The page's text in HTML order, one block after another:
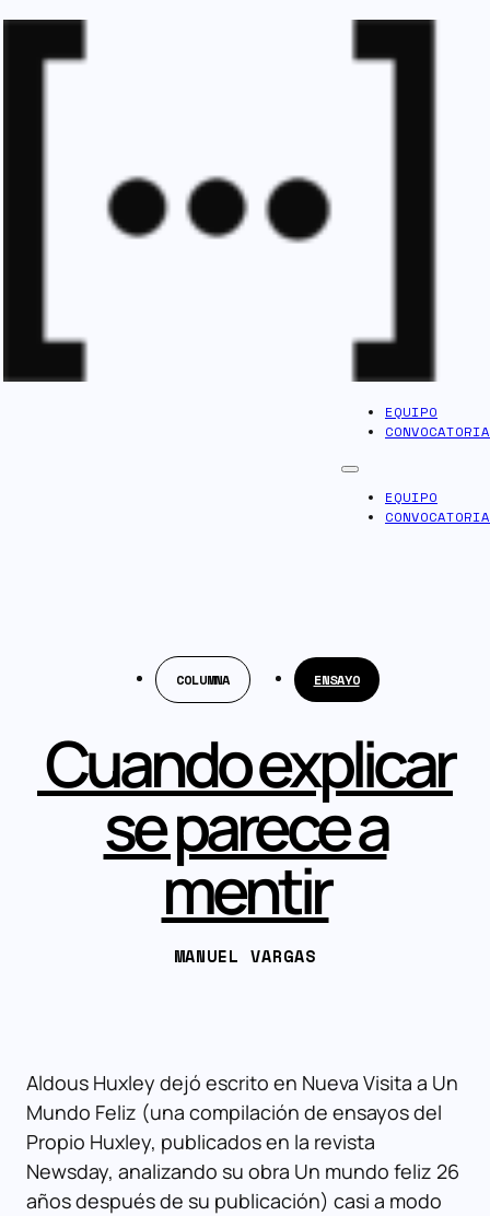
EQUIPO
CONVOCATORIA
EQUIPO
CONVOCATORIA
COLUMNA ENSAYO
Cuando explicar
se parece a
mentir
MANUEL VARGAS
Aldous Huxley dejó escrito en Nueva Visita a Un
Mundo Feliz (una compilación de ensayos del
Propio Huxley, publicados en la revista
Newsday, analizando su obra Un mundo feliz 26
años después de su publicación) casi a modo